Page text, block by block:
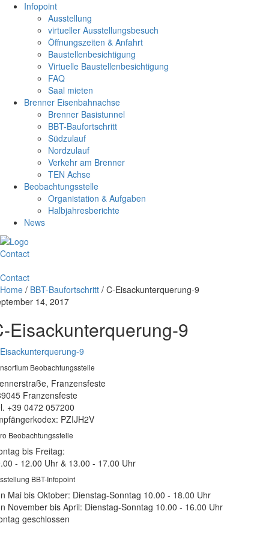
Infopoint
Ausstellung
virtueller Ausstellungsbesuch
Öffnungszeiten & Anfahrt
Baustellenbesichtigung
Virtuelle Baustellenbesichtigung
FAQ
Saal mieten
Brenner Eisenbahnachse
Brenner Basistunnel
BBT-Baufortschritt
Südzulauf
Nordzulauf
Verkehr am Brenner
TEN Achse
Beobachtungsstelle
Organistation & Aufgaben
Halbjahresberichte
News
Contact
Contact
Home / BBT-Baufortschritt / C-Eisackunterquerung-9
14, 2017
Eisackunterquerung-9
9
Beobachtungsstelle
Franzensfeste
Franzensfeste
+39 0472 057200
PZIJH2V
Beobachtungsstelle
bis Freitag:
- 12.00 Uhr & 13.00 - 17.00 Uhr
BBT-Infopoint
Mai bis Oktober: Dienstag-Sonntag 10.00 - 18.00 Uhr
November bis April: Dienstag-Sonntag 10.00 - 16.00 Uhr
geschlossen